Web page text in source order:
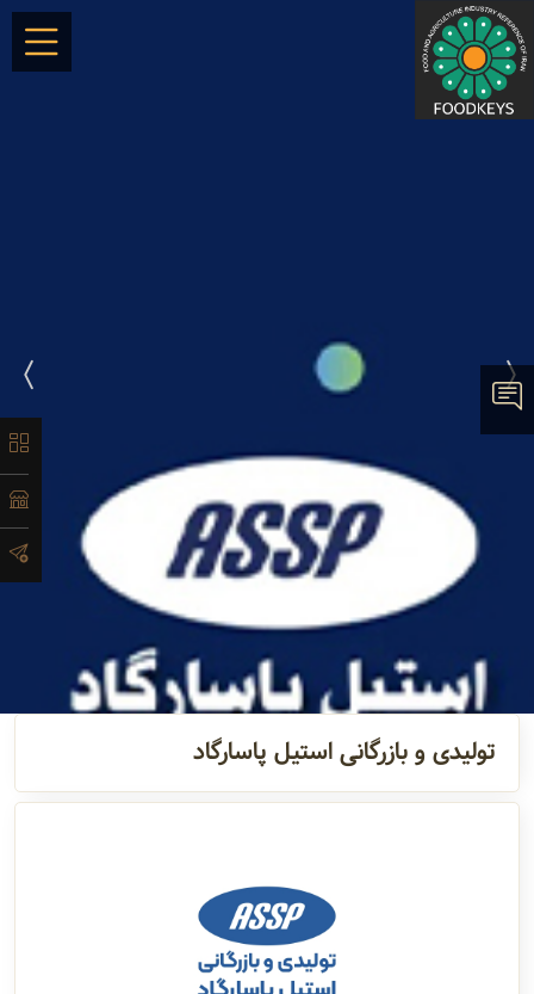
×
ماشین‌آلات
آدرس
و اطلاعات
تماس
مدیران
و مسئولین
گالری
تولیدی و بازرگانی استیل پاسارگاد